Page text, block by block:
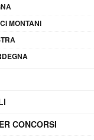
MONTANI
CONCORSI